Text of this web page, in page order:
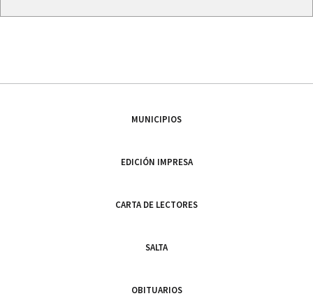
MUNICIPIOS
EDICIÓN IMPRESA
CARTA DE LECTORES
SALTA
OBITUARIOS